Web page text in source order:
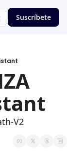
Suscríbete
V2